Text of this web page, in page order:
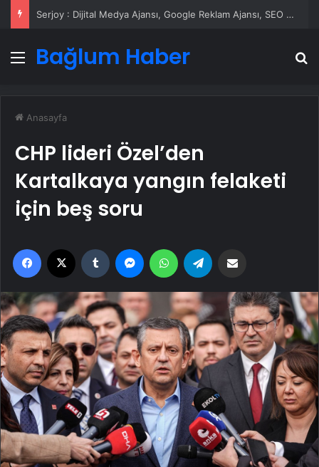
UETDS Nedir ? Uetds.com İle Akıllı Dijital Taşımacılık Yazılımı
Menü
Bağlum Haber
Anasayfa
CHP lideri Özel’den
Kartalkaya yangın felaketi
için beş soru
Facebook Tumblr MessengerWhatsApp